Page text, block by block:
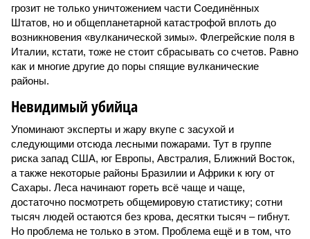
грозит не только уничтожением части Соединённых
Штатов, но и общепланетарной катастрофой вплоть до
возникновения «вулканической зимы». Флегрейские поля в
Италии, кстати, тоже не стоит сбрасывать со счетов. Равно
как и многие другие до поры спящие вулканические
районы.
Невидимый убийца
Упоминают эксперты и жару вкупе с засухой и
следующими отсюда лесными пожарами. Тут в группе
риска запад США, юг Европы, Австралия, Ближний Восток,
а также некоторые районы Бразилии и Африки к югу от
Сахары. Леса начинают гореть всё чаще и чаще,
достаточно посмотреть общемировую статистику; сотни
тысяч людей остаются без крова, десятки тысяч – гибнут.
Но проблема не только в этом. Проблема ещё и в том, что